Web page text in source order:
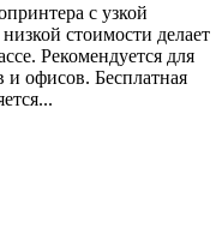
с узкой
стоимости делает
Рекомендуется для
и офисов. Бесплатная